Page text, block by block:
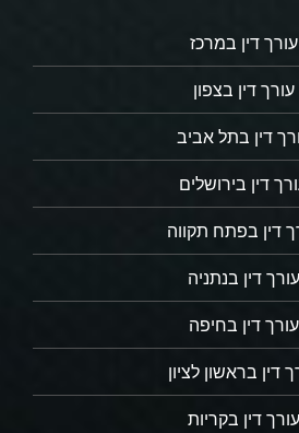
עורך דין במרכז
עורך דין בצפון
דין בתל אביב
דין בירושלים
דין בפתח תקווה
עורך דין בנתניה
עורך דין בחיפה
דין בראשון לציון
עורך דין בקריות